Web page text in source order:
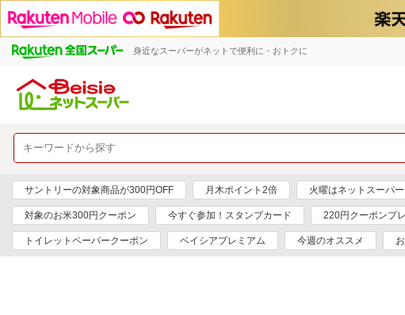
身近なスーパーがネットで便利に・おトクに
サントリーの対象商品が300円OFF 月木ポイント2倍 火曜はネットスーパ
対象のお米300円クーポン 今すぐ参加！スタンプカード 220円クーポンプ
トイレットペーパークーポン ベイシアプレミアム 今週のオススメ